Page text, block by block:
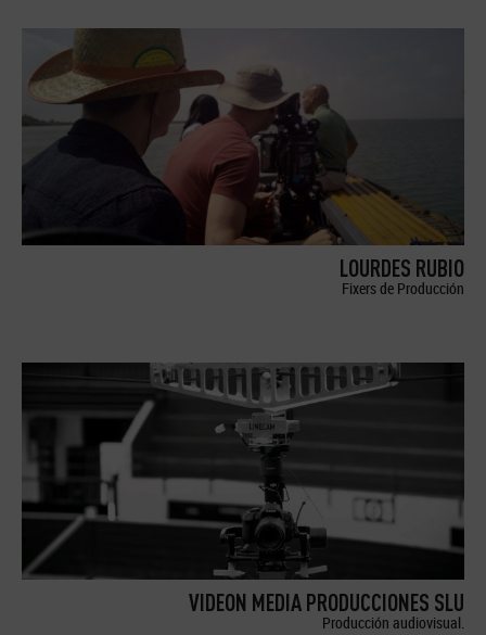
LOURDES RUBIO
Fixers de Producción
VIDEON MEDIA PRODUCCIONES SLU
Producción audiovisual.